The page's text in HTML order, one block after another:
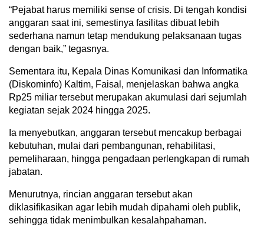
“Pejabat harus memiliki sense of crisis. Di tengah kondisi
anggaran saat ini, semestinya fasilitas dibuat lebih
sederhana namun tetap mendukung pelaksanaan tugas
dengan baik,” tegasnya.
Sementara itu, Kepala Dinas Komunikasi dan Informatika
(Diskominfo) Kaltim, Faisal, menjelaskan bahwa angka
Rp25 miliar tersebut merupakan akumulasi dari sejumlah
kegiatan sejak 2024 hingga 2025.
Ia menyebutkan, anggaran tersebut mencakup berbagai
kebutuhan, mulai dari pembangunan, rehabilitasi,
pemeliharaan, hingga pengadaan perlengkapan di rumah
jabatan.
Menurutnya, rincian anggaran tersebut akan
diklasifikasikan agar lebih mudah dipahami oleh publik,
sehingga tidak menimbulkan kesalahpahaman.